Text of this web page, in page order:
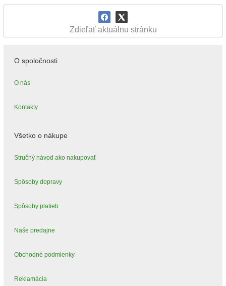
Zdieľať aktuálnu stránku
O spoločnosti
O nás
Kontakty
Všetko o nákupe
Stručný návod ako nakupovať
Spôsoby dopravy
Spôsoby platieb
Naše predajne
Obchodné podmienky
Reklamácia